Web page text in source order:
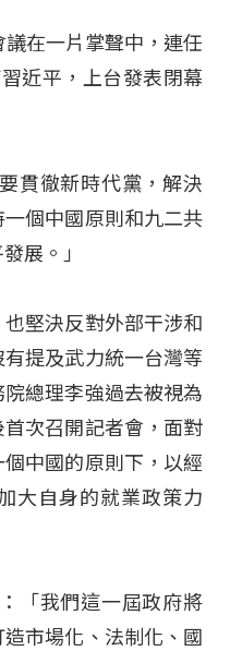
在一片掌聲中，連任
近平，上台發表閉幕
貫徹新時代黨，解決
個中國原則和九二共
展。」
堅決反對外部干涉和
提及武力統一台灣等
總理李強過去被視為
次召開記者會，面對
中國的原則下，以經
大自身的就業政策力
「我們這一屆政府將
市場化、法制化、國